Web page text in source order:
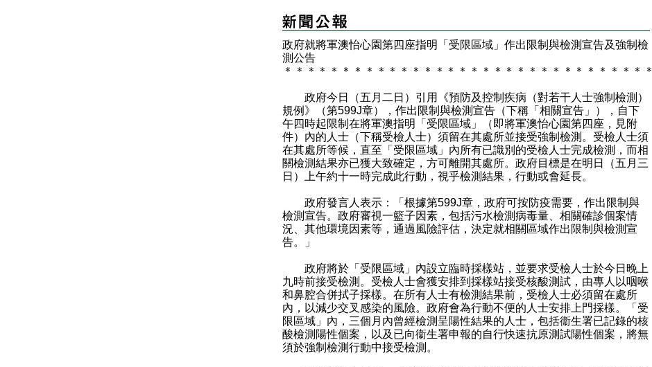
政府就將軍澳怡心園第四座指明「受限區域」作出限制與檢測宣告及強制檢
測公告
＊
＊ ＊ ＊ ＊ ＊ ＊ ＊ ＊ ＊ ＊ ＊ ＊ ＊ ＊ ＊ ＊ ＊ ＊ ＊ ＊ ＊ ＊ ＊ ＊ ＊ ＊ ＊ ＊ ＊ ＊ ＊
政府今日（五月二日）引用《預防及控制疾病（對若干人士強制檢測）
規例》（第599J章），作出限制與檢測宣告（下稱「相關宣告」），自下
午四時起限制在將軍澳指明「受限區域」（即將軍澳怡心園第四座，見附
件）內的人士（下稱受檢人士）須留在其處所並接受強制檢測。受檢人士須
在其處所等候，直至「受限區域」內所有已識別的受檢人士完成檢測，而相
關檢測結果亦已獲大致確定，方可離開其處所。政府目標是在明日（五月三
日）上午約十一時完成此行動，視乎檢測結果，行動或會延長。
政府發言人表示：「根據第599J章，政府可按防疫需要，作出限制與
檢測宣告。政府審視一籃子因素，包括污水檢測病毒量、相關確診個案情
況、其他環境因素等，通過風險評估，決定就相關區域作出限制與檢測宣
告。」
政府將於「受限區域」內設立臨時採樣站，並要求受檢人士於今日晚上
九時前接受檢測。受檢人士會獲安排到採樣站接受核酸測試，由專人以咽喉
和鼻腔合併拭子採樣。在所有人士有檢測結果前，受檢人士必須留在處所
內，以減少交叉感染的風險。政府會為行動不便的人士安排上門採樣。「受
限區域」內，三個月內曾經檢測呈陽性結果的人士，包括衞生署已記錄的核
酸檢測陽性個案，以及已向衞生署申報的自行快速抗原測試陽性個案，將無
須於強制檢測行動中接受檢測。